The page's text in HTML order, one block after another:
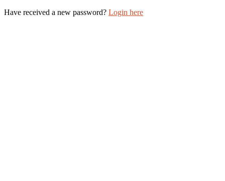
Have received a new password? Login here